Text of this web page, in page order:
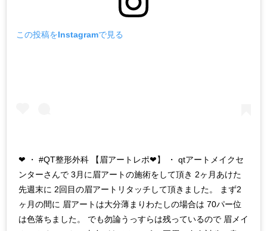
この投稿をInstagramで見る
❤︎ ・ #QT整形外科 【眉アートレポ❤︎】 ・ qtアートメイクセ
ンターさんで 3月に眉アートの施術をして頂き 2ヶ月あけた
先週末に 2回目の眉アートリタッチして頂きました。 まず2
ヶ月の間に 眉アートは大分薄まりわたしの場合は 70パー位
は色落ちました。 でも勿論うっすらは残っているので 眉メイ